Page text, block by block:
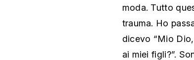
moda. Tutto
trauma. Ho
dicevo “Mio
ai miei figli?”.